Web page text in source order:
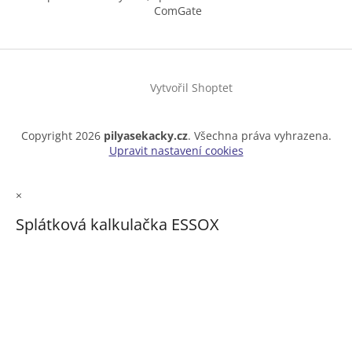
ComGate
Vytvořil Shoptet
Copyright 2026 pilyasekacky.cz. Všechna práva vyhrazena.
Upravit nastavení cookies
×
Splátková kalkulačka ESSOX